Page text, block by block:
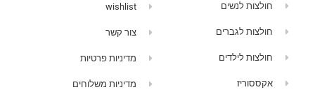
חולצות לנשים
חולצות לגברים
חולצות לילדים
אקססוריז
wishlist
צור קשר
מדיניות פרטיות
מדיניות משלוחים